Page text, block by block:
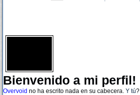
Bienvenido a mi perfil!
Overvoid no ha escrito nada en su cabecera. Y tú?